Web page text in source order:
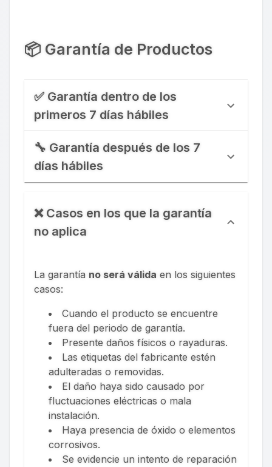
📦 Garantía de Productos
✅ Garantía dentro de los
primeros 7 días hábiles
🔧 Garantía después de los 7
días hábiles
❌ Casos en los que la garantía
no aplica
La garantía no será válida en los siguientes
casos:
Cuando el producto se encuentre
fuera del periodo de garantía.
Presente daños físicos o rayaduras.
Las etiquetas del fabricante estén
adulteradas o removidas.
El daño haya sido causado por
fluctuaciones eléctricas o mala
instalación.
Haya presencia de óxido o elementos
corrosivos.
Se evidencie un intento de reparación